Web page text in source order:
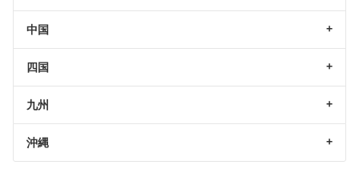
中国
四国
九州
沖縄